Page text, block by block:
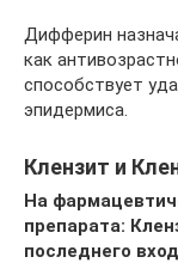
Дифферин
как
способствует
эпидермиса.
Клензит и
На
препарата:
последнего